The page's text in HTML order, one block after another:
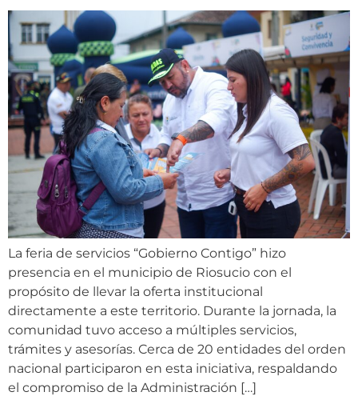
La feria de servicios “Gobierno Contigo” hizo
presencia en el municipio de Riosucio con el
propósito de llevar la oferta institucional
directamente a este territorio. Durante la jornada, la
comunidad tuvo acceso a múltiples servicios,
trámites y asesorías. Cerca de 20 entidades del orden
nacional participaron en esta iniciativa, respaldando
el compromiso de la Administración […]